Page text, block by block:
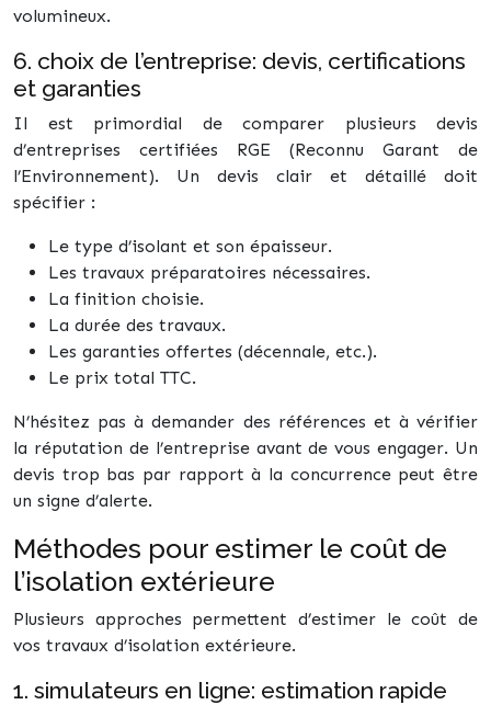
volumineux.
6. choix de l’entreprise: devis, certifications
et garanties
Il est primordial de comparer plusieurs devis
d’entreprises certifiées RGE (Reconnu Garant de
l’Environnement). Un devis clair et détaillé doit
spécifier :
Le type d’isolant et son épaisseur.
Les travaux préparatoires nécessaires.
La finition choisie.
La durée des travaux.
Les garanties offertes (décennale, etc.).
Le prix total TTC.
N’hésitez pas à demander des références et à vérifier
la réputation de l’entreprise avant de vous engager. Un
devis trop bas par rapport à la concurrence peut être
un signe d’alerte.
Méthodes pour estimer le coût de
l’isolation extérieure
Plusieurs approches permettent d’estimer le coût de
vos travaux d’isolation extérieure.
1. simulateurs en ligne: estimation rapide